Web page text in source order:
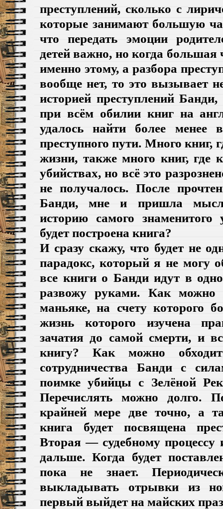
преступлений, сколько с
которые занимают большую
что передать эмоции
детей важно, но когда большая
именно этому, а разбора
вообще нет, то это вызывает
историей преступлений
при всём обилии книг на
удалось найти более менее
преступного пути. Много книг,
жизни, также много книг, где
убийствах, но всё это
не получалось. После
Банди, мне и пришла
историю самого
будет построена книга?
И сразу скажу, что будет не
парадокс, который я не могу
все книги о Банди идут в
развожу руками. Как можно
маньяке, на счету которого
жизнь которого изучена
зачатия до самой смерти, и
книгу? Как можно
сотрудничества Банди с
поимке убийцы с Зелёной
Перечислять можно долго.
крайней мере две точно, а
книга будет посвящена
Вторая — судебному процессу
дальше. Когда будет
пока не знает.
выкладывать отрывки из
первый выйдет на майских